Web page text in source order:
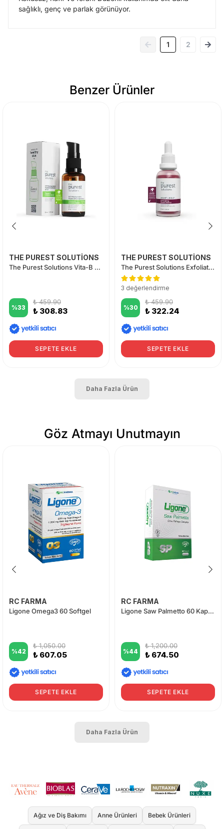
sağlıklı, genç ve parlak görünüyor.
1 2
Benzer Ürünler
THE PUREST SOLUTİONS
The Purest Solutions Vita-B Niacinamide %10 + Vitamin B Complex Serum
%33
₺ 459.90
₺ 308.83
SEPETE EKLE
THE PUREST SOLUTİONS
The Purest Solutions Exfoliating Facial Peeling AHA %10 + BHA %2 Serum
3 değerlendirme
%30
₺ 459.90
₺ 322.24
SEPETE EKLE
Daha Fazla Ürün
Göz Atmayı Unutmayın
RC FARMA
Ligone Omega3 60 Softgel
%42
₺ 1,050.00
₺ 607.05
SEPETE EKLE
RC FARMA
Ligone Saw Palmetto 60 Kapsül
%44
₺ 1,200.00
₺ 674.50
SEPETE EKLE
Daha Fazla Ürün
Ağız ve Diş Bakımı Anne Ürünleri Bebek Ürünleri